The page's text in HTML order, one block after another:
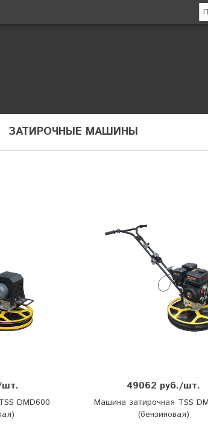
ЗАТИРОЧНЫЕ МАШИНЫ
шт.
DMD600
49062 руб./шт.
Машина затирочная TSS
(бензиновая)